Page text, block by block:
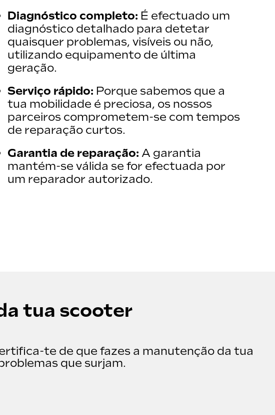
Diagnóstico completo: É efectuado um
diagnóstico detalhado para detetar
quaisquer problemas, visíveis ou não,
utilizando equipamento de última
geração.
Serviço rápido: Porque sabemos que a
tua mobilidade é preciosa, os nossos
parceiros comprometem-se com tempos
de reparação curtos.
Garantia de reparação: A garantia
mantém-se válida se for efectuada por
um reparador autorizado.
tua scooter
te de que fazes a manutenção da tua
que surjam.